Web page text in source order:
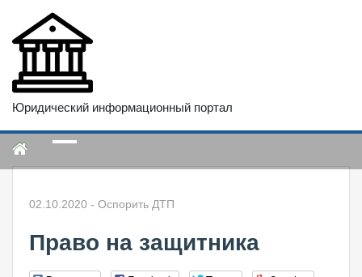
Юридический информационный портал
02.10.2020 - Оспорить ДТП
Право на защитника